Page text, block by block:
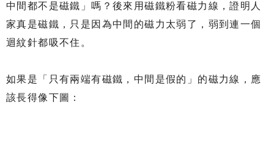
中間都不是磁鐵」嗎？後來用磁鐵粉看磁力線，證明人
家真是磁鐵，只是因為中間的磁力太弱了，弱到連一個
迴紋針都吸不住。
如果是「只有兩端有磁鐵，中間是假的」的磁力線，應
該長得像下圖：